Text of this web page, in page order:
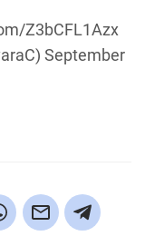
Z3bCFL1Azx
September